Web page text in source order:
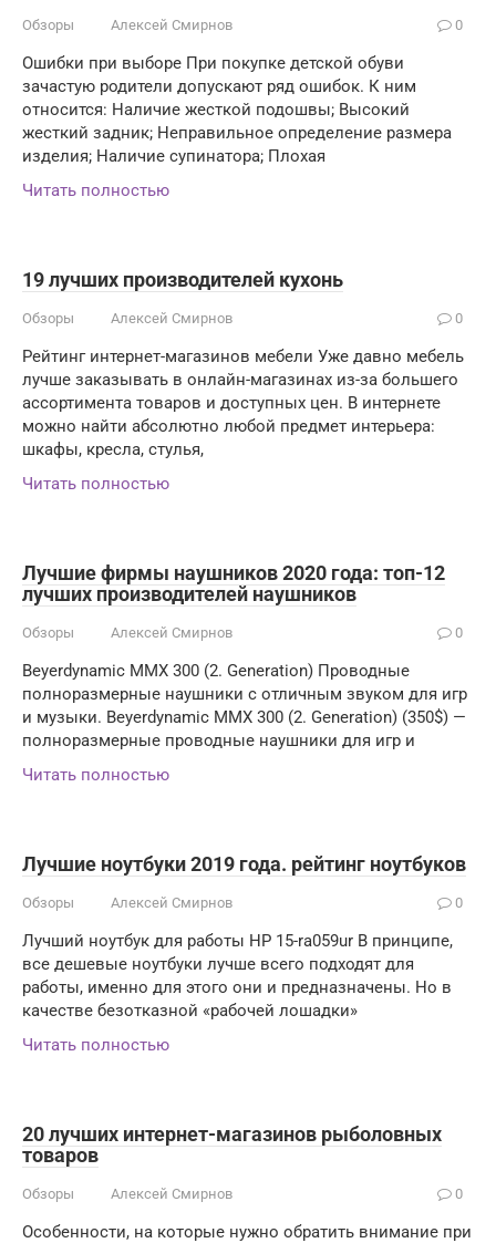
Обзоры Алексей Смирнов 0
Ошибки при выборе При покупке детской обуви
зачастую родители допускают ряд ошибок. К ним
относится: Наличие жесткой подошвы; Высокий
жесткий задник; Неправильное определение размера
изделия; Наличие супинатора; Плохая
Читать полностью
19 лучших производителей кухонь
Обзоры Алексей Смирнов 0
Рейтинг интернет-магазинов мебели Уже давно мебель
лучше заказывать в онлайн-магазинах из-за большего
ассортимента товаров и доступных цен. В интернете
можно найти абсолютно любой предмет интерьера:
шкафы, кресла, стулья,
Читать полностью
Лучшие фирмы наушников 2020 года: топ-12
лучших производителей наушников
Обзоры Алексей Смирнов 0
Beyerdynamic MMX 300 (2. Generation) Проводные
полноразмерные наушники с отличным звуком для игр
и музыки. Beyerdynamic MMX 300 (2. Generation) (350$) —
полноразмерные проводные наушники для игр и
Читать полностью
Лучшие ноутбуки 2019 года. рейтинг ноутбуков
Обзоры Алексей Смирнов 0
Лучший ноутбук для работы HP 15-ra059ur В принципе,
все дешевые ноутбуки лучше всего подходят для
работы, именно для этого они и предназначены. Но в
качестве безотказной «рабочей лошадки»
Читать полностью
20 лучших интернет-магазинов рыболовных
товаров
Обзоры Алексей Смирнов 0
Особенности, на которые нужно обратить внимание при